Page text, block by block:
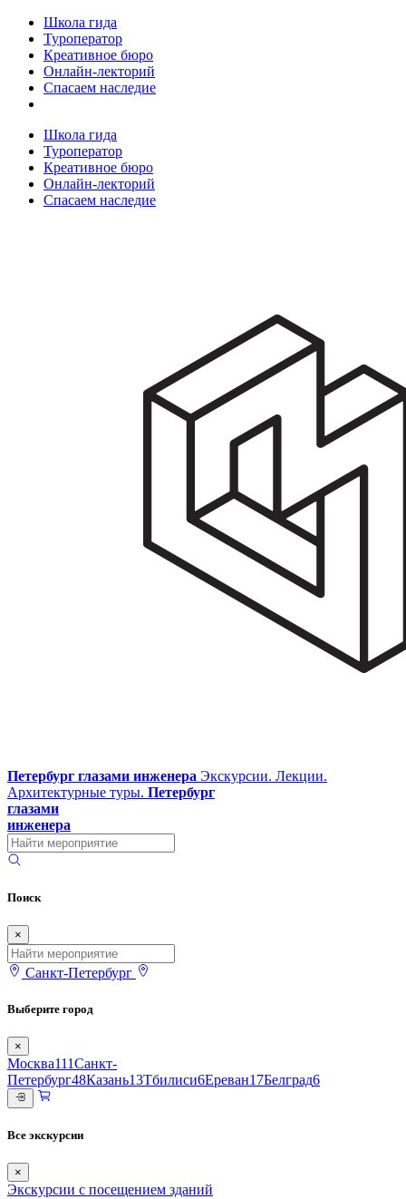
Школа гида
Туроператор
Креативное бюро
Онлайн-лекторий
Спасаем наследие
Школа гида
Туроператор
Креативное бюро
Онлайн-лекторий
Спасаем наследие
Петербург глазами инженера Экскурсии. Лекции.
Архитектурные туры. Петербург
глазами
инженера
Поиск
×
Санкт-Петербург
Выберите город
×
Москва111Санкт-
Петербург48Казань13Тбилиси6Ереван17Белград6
Все экскурсии
×
Экскурсии с посещением зданий